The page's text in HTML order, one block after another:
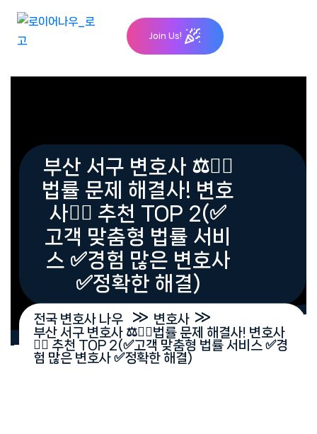
Skip
to
Join Us!
부산 서구 변호사 ⚖️👨‍⚖️
법률 문제 해결사! 변호
사👨‍⚖️ 추천 TOP 2(✅
고객 맞춤형 법률 서비
스 ✅경험 많은 변호사
✅정확한 해결)
전국 변호사 나우 » 변호사 »
부산 서구 변호사 ⚖️👨‍⚖️법률 문제 해결사! 변호사
👨‍⚖️ 추천 TOP 2(✅고객 맞춤형 법률 서비스 ✅경
험 많은 변호사 ✅정확한 해결)